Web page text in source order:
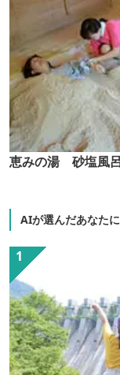
恵みの湯 砂塩風
AIが選んだあなた